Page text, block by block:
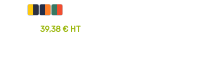
39,38 € HT